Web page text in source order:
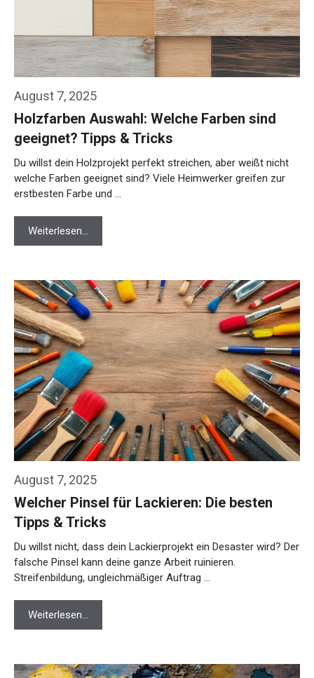
August 7, 2025
Holzfarben Auswahl: Welche Farben sind
geeignet? Tipps & Tricks
Du willst dein Holzprojekt perfekt streichen, aber weißt nicht
welche Farben geeignet sind? Viele Heimwerker greifen zur
erstbesten Farbe und …
Weiterlesen…
August 7, 2025
Welcher Pinsel für Lackieren: Die besten
Tipps & Tricks
Du willst nicht, dass dein Lackierprojekt ein Desaster wird? Der
falsche Pinsel kann deine ganze Arbeit ruinieren.
Streifenbildung, ungleichmäßiger Auftrag …
Weiterlesen…